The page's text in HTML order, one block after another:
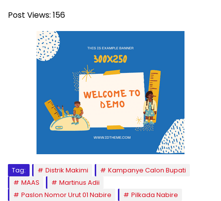
Post Views: 156
Tag: Distrik Makimi
Kampanye Calon Bupati
MAAS
Martinus Adii
Paslon Nomor Urut 01 Nabire
Pilkada Nabire